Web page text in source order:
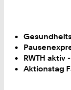
RWTH aktiv
Aktionstag